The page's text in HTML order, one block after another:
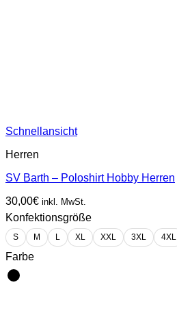
Schnellansicht
Herren
SV Barth – Poloshirt Hobby Herren
30,00€ inkl. MwSt.
Konfektionsgröße
S M L XL XXL 3XL 4XL
Farbe